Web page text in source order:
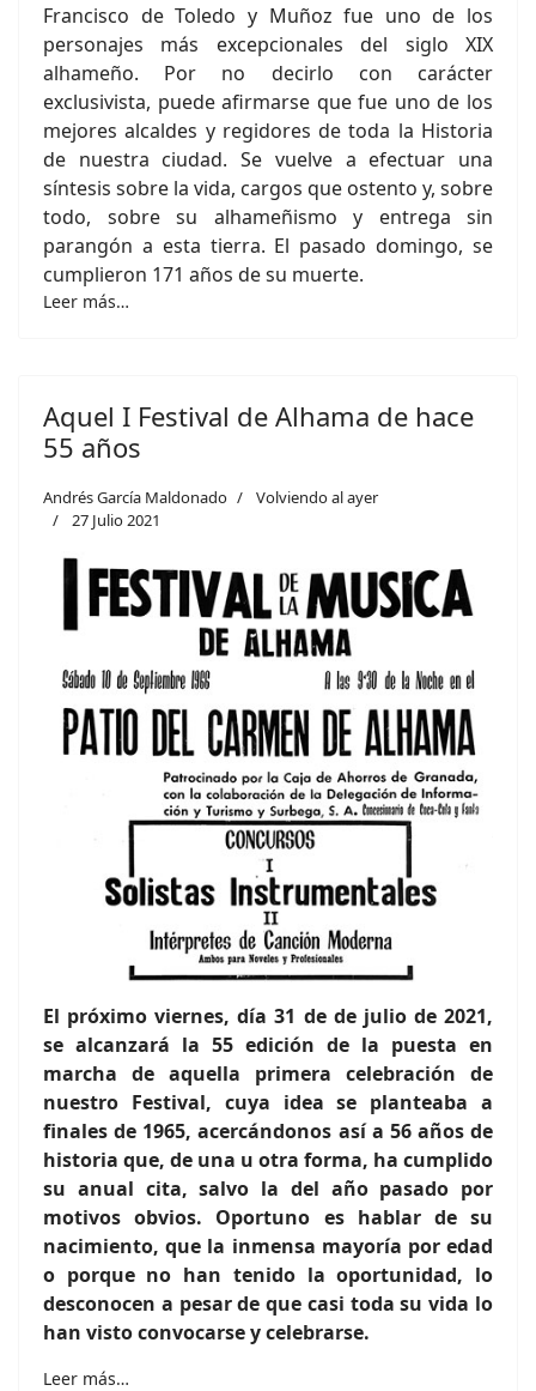
Francisco de Toledo y Muñoz fue uno de los
personajes más excepcionales del siglo XIX
alhameño. Por no decirlo con carácter
exclusivista, puede afirmarse que fue uno de los
mejores alcaldes y regidores de toda la Historia
de nuestra ciudad. Se vuelve a efectuar una
síntesis sobre la vida, cargos que ostento y, sobre
todo, sobre su alhameñismo y entrega sin
parangón a esta tierra. El pasado domingo, se
cumplieron 171 años de su muerte.
Leer más…
Aquel I Festival de Alhama de hace
55 años
Andrés García Maldonado
Volviendo al ayer
27 Julio 2021
El próximo viernes, día 31 de de julio de 2021,
se alcanzará la 55 edición de la puesta en
marcha de aquella primera celebración de
nuestro Festival, cuya idea se planteaba a
finales de 1965, acercándonos así a 56 años de
historia que, de una u otra forma, ha cumplido
su anual cita, salvo la del año pasado por
motivos obvios. Oportuno es hablar de su
nacimiento, que la inmensa mayoría por edad
o porque no han tenido la oportunidad, lo
desconocen a pesar de que casi toda su vida lo
han visto convocarse y celebrarse.
Leer más…